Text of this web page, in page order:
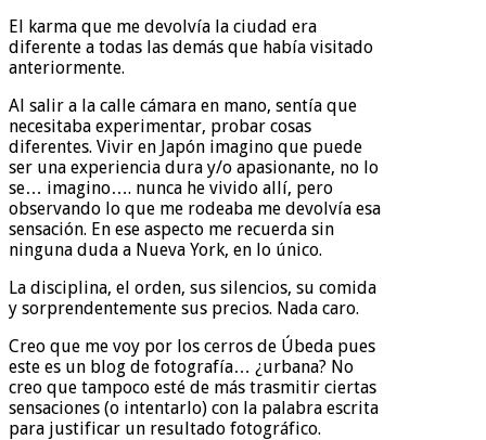
El karma que me devolvía la ciudad era
diferente a todas las demás que había visitado
anteriormente.
Al salir a la calle cámara en mano, sentía que
necesitaba experimentar, probar cosas
diferentes. Vivir en Japón imagino que puede
ser una experiencia dura y/o apasionante, no lo
se… imagino…. nunca he vivido allí, pero
observando lo que me rodeaba me devolvía esa
sensación. En ese aspecto me recuerda sin
ninguna duda a Nueva York, en lo único.
La disciplina, el orden, sus silencios, su comida
y sorprendentemente sus precios. Nada caro.
Creo que me voy por los cerros de Úbeda pues
este es un blog de fotografía… ¿urbana? No
creo que tampoco esté de más trasmitir ciertas
sensaciones (o intentarlo) con la palabra escrita
para justificar un resultado fotográfico.